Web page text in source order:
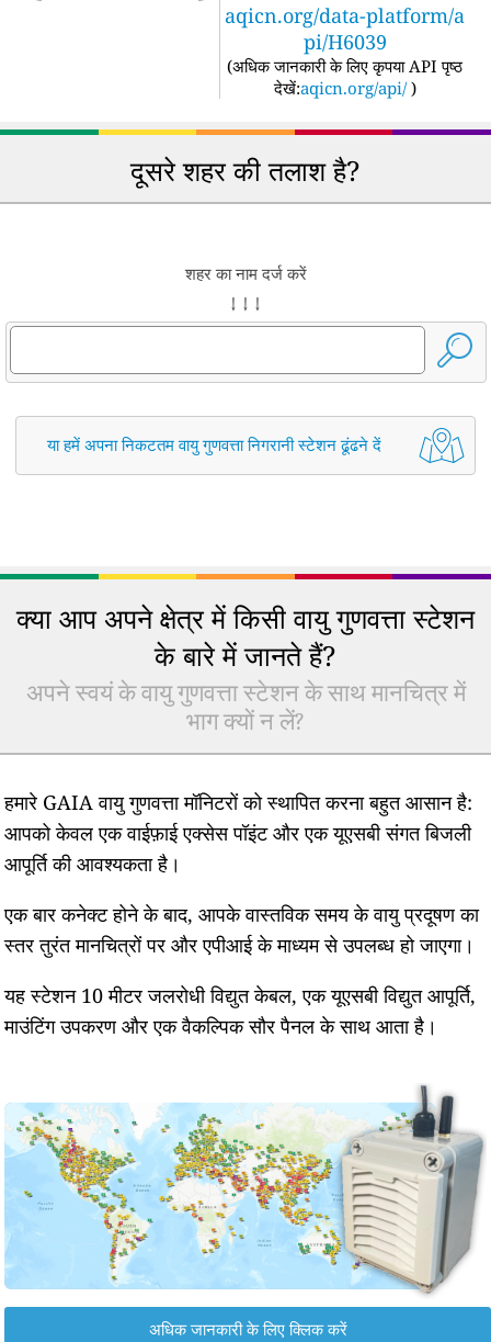
aqicn.org/data-platform/a
pi/H6039
(अधिक जानकारी के लिए कृपया API पृष्ठ
देखें:aqicn.org/api/ )
दूसरे शहर की तलाश है?
शहर का नाम दर्ज करें
↓ ↓ ↓
या हमें अपना निकटतम वायु गुणवत्ता निगरानी स्टेशन ढूंढने दें
क्या आप अपने क्षेत्र में किसी वायु गुणवत्ता स्टेशन
के बारे में जानते हैं?
अपने स्वयं के वायु गुणवत्ता स्टेशन के साथ मानचित्र में
भाग क्यों न लें?
हमारे GAIA वायु गुणवत्ता मॉनिटरों को स्थापित करना बहुत आसान है:
आपको केवल एक वाईफ़ाई एक्सेस पॉइंट और एक यूएसबी संगत बिजली
आपूर्ति की आवश्यकता है।
एक बार कनेक्ट होने के बाद, आपके वास्तविक समय के वायु प्रदूषण का
स्तर तुरंत मानचित्रों पर और एपीआई के माध्यम से उपलब्ध हो जाएगा।
यह स्टेशन 10 मीटर जलरोधी विद्युत केबल, एक यूएसबी विद्युत आपूर्ति,
माउंटिंग उपकरण और एक वैकल्पिक सौर पैनल के साथ आता है।
अधिक जानकारी के लिए क्लिक करें